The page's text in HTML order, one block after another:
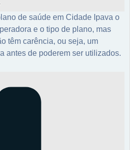
de saúde em Cidade Ipava o
e o tipo de plano, mas
têm carência, ou seja, um
antes de poderem ser utilizados.